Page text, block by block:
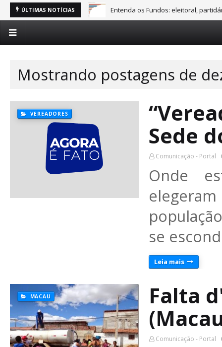
ÚLTIMAS NOTÍCIAS Entenda os Fundos: eleitoral,
Mostrando postagens de
VEREADORES
Sede
Comunicação - Portal
Onde
se
Leia mais
MACAU
Falta
Comunicação - Portal